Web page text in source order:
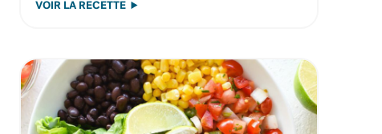
VOIR LA RECETTE